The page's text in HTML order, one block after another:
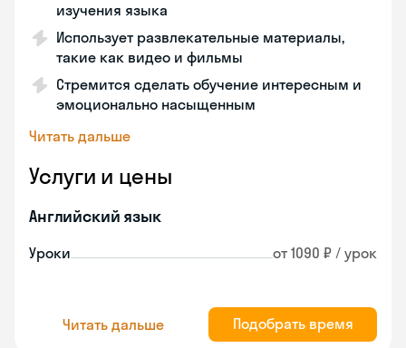
изучения языка
Использует развлекательные материалы,
такие как видео и фильмы
Стремится сделать обучение интересным и
эмоционально насыщенным
Читать дальше
Услуги и цены
Английский язык
Уроки от 1090 ₽ / урок
Читать дальше Подобрать время